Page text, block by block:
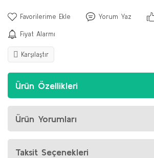
Yorum Yaz
Fiyat Alarmı
Karşılaştır
Ürün Özellikleri
Ürün Yorumları
Taksit Seçenekleri